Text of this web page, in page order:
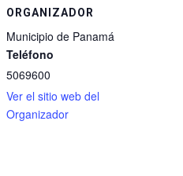
ORGANIZADOR
Municipio de Panamá
Teléfono
5069600
Ver el sitio web del
Organizador